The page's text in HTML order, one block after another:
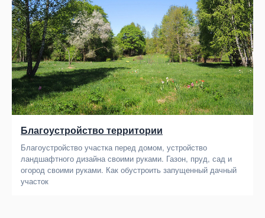
Благоустройство территории
Благоустройство участка перед домом, устройство
ландшафтного дизайна своими руками. Газон, пруд, сад и
огород своими руками. Как обустроить запущенный дачный
участок